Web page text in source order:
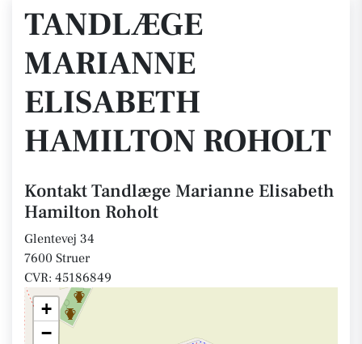
TANDLÆGE
MARIANNE
ELISABETH
HAMILTON ROHOLT
Kontakt Tandlæge Marianne Elisabeth
Hamilton Roholt
Glentevej 34
7600 Struer
CVR: 45186849
+
−